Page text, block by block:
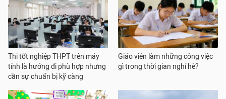
Thi tốt nghiệp THPT trên máy
tính là hướng đi phù hợp nhưng
cần sự chuẩn bị kỹ càng
Giáo viên làm những công việc
gì trong thời gian nghỉ hè?